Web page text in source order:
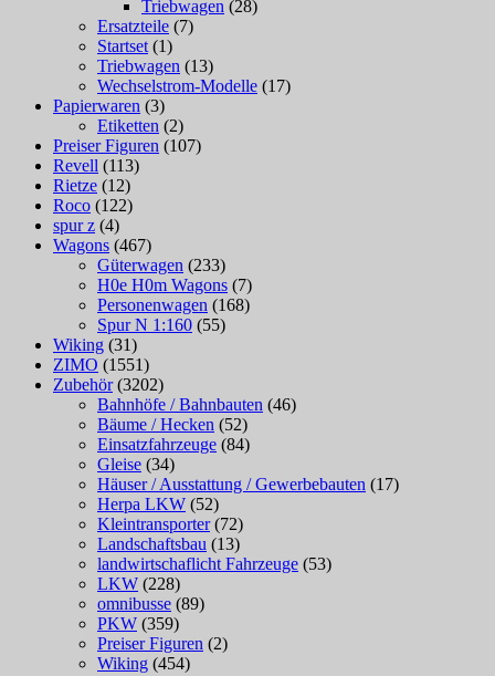
Triebwagen (28)
Ersatzteile (7)
Startset (1)
Triebwagen (13)
Wechselstrom-Modelle (17)
Papierwaren (3)
Etiketten (2)
Preiser Figuren (107)
Revell (113)
Rietze (12)
Roco (122)
spur z (4)
Wagons (467)
Güterwagen (233)
H0e H0m Wagons (7)
Personenwagen (168)
Spur N 1:160 (55)
Wiking (31)
ZIMO (1551)
Zubehör (3202)
Bahnhöfe / Bahnbauten (46)
Bäume / Hecken (52)
Einsatzfahrzeuge (84)
Gleise (34)
Häuser / Ausstattung / Gewerbebauten (17)
Herpa LKW (52)
Kleintransporter (72)
Landschaftsbau (13)
landwirtschaflicht Fahrzeuge (53)
LKW (228)
omnibusse (89)
PKW (359)
Preiser Figuren (2)
Wiking (454)